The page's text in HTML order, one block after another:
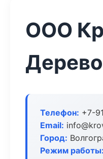
ООО
Дерево
Телефон: +7-
Email:
Город:
Режим работы: